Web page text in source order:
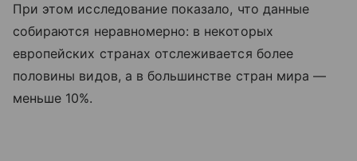
При этом исследование показало, что данные
собираются неравномерно: в некоторых
европейских странах отслеживается более
половины видов, а в большинстве стран мира —
меньше 10%.